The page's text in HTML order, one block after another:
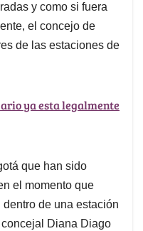
y como si fuera
el concejo de
de las estaciones de
ya esta legalmente
que han sido
el momento que
de una estación
Diana Diago